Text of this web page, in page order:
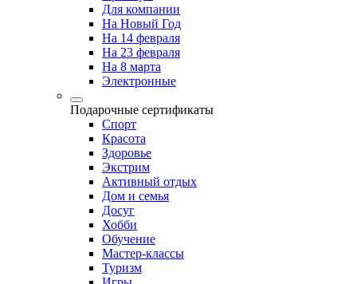
Для компании
На Новый Год
На 14 февраля
На 23 февраля
На 8 марта
Электронные
Подарочные сертификаты
Спорт
Красота
Здоровье
Экстрим
Активный отдых
Дом и семья
Досуг
Хобби
Обучение
Мастер-классы
Туризм